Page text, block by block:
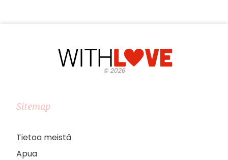
©2026
Sitemap
Tietoa meistä
Apua